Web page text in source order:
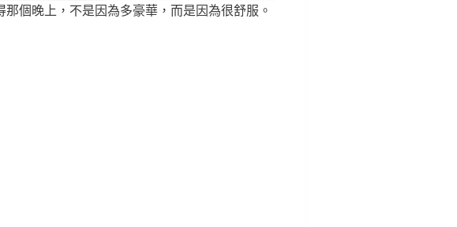
個晚上，不是因為多豪華，而是因為很舒服。